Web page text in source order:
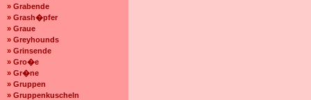
» Grabende
» Grash�pfer
» Graue
» Greyhounds
» Grinsende
» Gro�e
» Gr�ne
» Gruppen
» Gruppenkuscheln